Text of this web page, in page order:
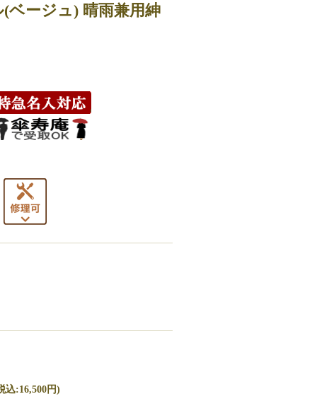
ベージュ) 晴雨兼用紳
込:16,500円)